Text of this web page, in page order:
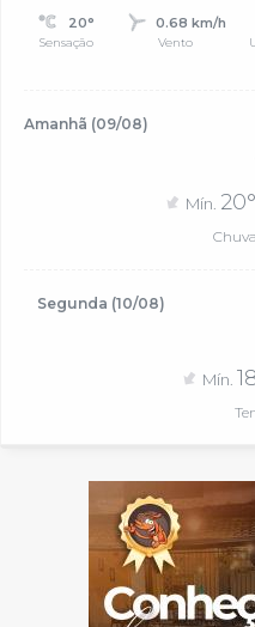
20°
Sensação
0.68 km/h
Vento
Amanhã (09/08)
Mín. 20°
Segunda (10/08)
Mín.